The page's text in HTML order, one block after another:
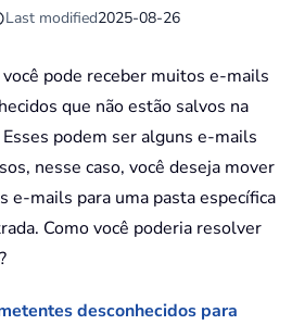
Last modified2025-08-26
pode receber muitos e-mails
que não estão salvos na
podem ser alguns e-mails
nesse caso, você deseja mover
e-mails para uma pasta específica
Como você poderia resolver
desconhecidos para